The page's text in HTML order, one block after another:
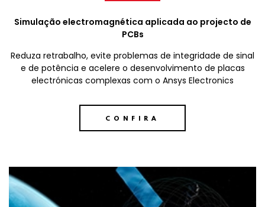
Simulação electromagnética aplicada ao projecto de
PCBs
Reduza retrabalho, evite problemas de integridade de sinal
e de potência e acelere o desenvolvimento de placas
electrónicas complexas com o Ansys Electronics
CONFIRA